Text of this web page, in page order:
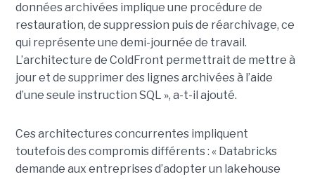
données archivées implique une procédure de
restauration, de suppression puis de réarchivage, ce
qui représente une demi-journée de travail.
L’architecture de ColdFront permettrait de mettre à
jour et de supprimer des lignes archivées à l’aide
d’une seule instruction SQL », a-t-il ajouté.
Ces architectures concurrentes impliquent
toutefois des compromis différents : « Databricks
demande aux entreprises d’adopter un lakehouse